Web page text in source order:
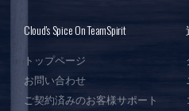
Cloud's Spice On TeamSpirit
トップページ
お問い合わせ
ご契約済みのお客様サポート